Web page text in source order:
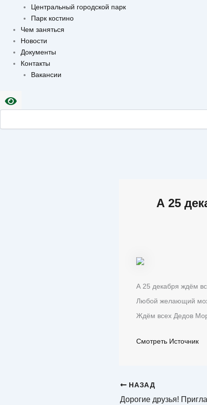
Центральный городской парк
Парк костино
Чем заняться
Новости
Документы
Контакты
Вакансии
А 25
А 25 декабря ждём
Любой желающий
Ждём всех Дедов
Смотреть Источник
НАЗАД